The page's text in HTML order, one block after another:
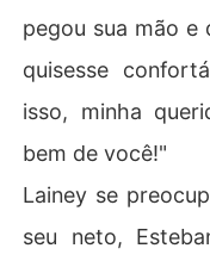
pegou sua mão e
quisesse
isso, minha
bem de você!"
Lainey se
seu neto,